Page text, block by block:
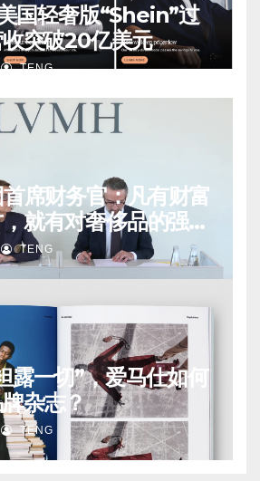
国轻奢版“Shein”过
突破20亿美元
TENG
席财务官：凡有财富
就有对奢侈品的强烈
TENG
露一切”，爱马仕如何
杂志？
TENG